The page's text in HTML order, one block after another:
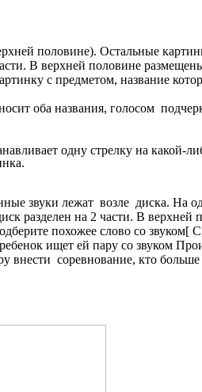
половине). Остальные
В верхней половине
с предметом, название
оба названия, голосом
одну стрелку на какой-
звуки лежат возле диска. На
разделен на 2 части. В
похожее слово со звуком[
ищет ей пару со звуком
внести соревнование, кто больше